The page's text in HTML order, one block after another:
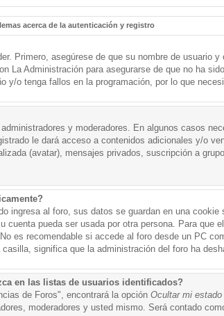
acerca de la autenticación y registro
Primero, asegúrese de que su nombre de usuario y
La Administración para asegurarse de que no ha
y/o tenga fallos en la programación, por lo que
y moderadores. En algunos casos
le dará acceso a contenidos adicionales y/o
(avatar), mensajes privados, suscripción a
ingresa al foro, sus datos se guardan en una cookie
cuenta pueda ser usada por otra persona. Para que
es recomendable si accede al foro desde un PC
significa que la administración del foro ha
en las listas de usuarios identificados?
de Foros", encontrará la opción Ocultar mi
moderadores y usted mismo. Será contado